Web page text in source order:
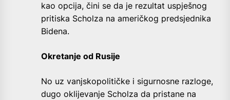
kao opcija, čini se da je rezultat uspješnog
pritiska Scholza na američkog predsjednika
Bidena.
Okretanje od Rusije
No uz vanjskopolitičke i sigurnosne razloge,
dugo oklijevanje Scholza da pristane na